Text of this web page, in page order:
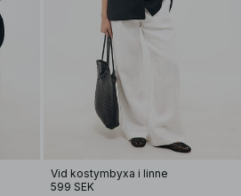
Vid kostymbyxa i linne
599 SEK